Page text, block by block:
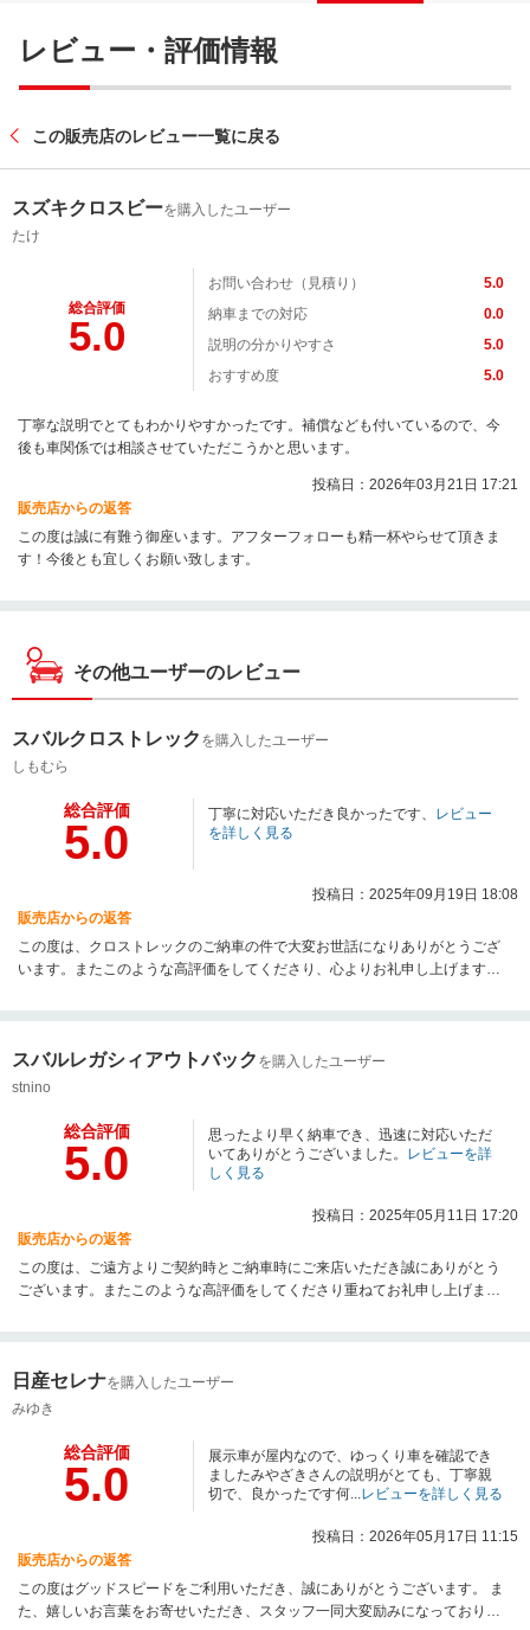
レビュー・評価情報
この販売店のレビュー一覧に戻る
スズキクロスビーを購入したユーザー
たけ
総合評価
5.0
お問い合わせ（見積り）
5.0
納車までの対応
0.0
説明の分かりやすさ
5.0
おすすめ度
5.0
丁寧な説明でとてもわかりやすかったです。補償なども付いているので、今
後も車関係では相談させていただこうかと思います。
投稿日：2026年03月21日 17:21
販売店からの返答
この度は誠に有難う御座います。アフターフォローも精一杯やらせて頂きま
す！今後とも宜しくお願い致します。
その他ユーザーのレビュー
スバルクロストレック を購入したユーザー
しもむら
総合評価
5.0
丁寧に対応いただき良かったです、 レビュー
を詳しく見る
投稿日：2025年09月19日 18:08
販売店からの返答
この度は、クロストレックのご納車の件で大変お世話になりありがとうござ
います。またこのような高評価をしてくださり、心よりお礼申し上げます。
スバルレガシィアウトバック を購入したユーザー
stnino
総合評価
5.0
思ったより早く納車でき、迅速に対応いただ
いてありがとうございました。 レビューを詳
しく見る
投稿日：2025年05月11日 17:20
販売店からの返答
この度は、ご遠方よりご契約時とご納車時にご来店いただき誠にありがとう
ございます。またこのような高評価をしてくださり重ねてお礼申し上げま
の予定より早くご納車できたことをこちらも大変うれしく思っております。
い申し上げます。
日産セレナを購入したユーザー
みゆき
総合評価
5.0
展示車が屋内なので、ゆっくり車を確認でき
ましたみやざきさんの説明がとても、丁寧親
切で、良かったです何... レビューを詳しく見る
投稿日：2026年05月17日 11:15
販売店からの返答
この度はグッドスピードをご利用いただき、誠にありがとうございます。 ま
た、嬉しいお言葉をお寄せいただき、スタッフ一同大変励みになっておりま